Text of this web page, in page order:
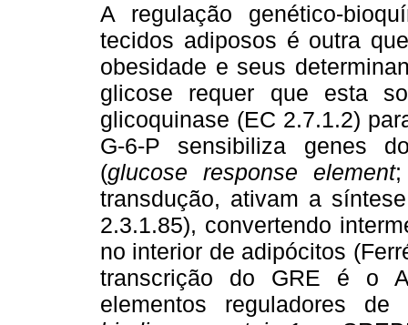
A regulação genético-
tecidos adiposos é outra
obesidade e seus
glicose requer que esta
glicoquinase (EC 2.7.1.2)
G-6-P sensibiliza genes
(glucose response element;
transdução, ativam a
2.3.1.85), convertendo
no interior de adipócitos
transcrição do GRE é o
elementos reguladores